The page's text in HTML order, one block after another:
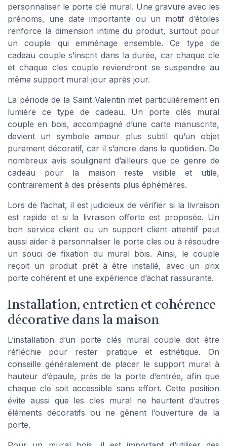
personnaliser le porte clé mural. Une gravure avec les
prénoms, une date importante ou un motif d’étoiles
renforce la dimension intime du produit, surtout pour
un couple qui emménage ensemble. Ce type de
cadeau couple s’inscrit dans la durée, car chaque cle
et chaque cles couple reviendront se suspendre au
même support mural jour après jour.
La période de la Saint Valentin met particulièrement en
lumière ce type de cadeau. Un porte clés mural
couple en bois, accompagné d’une carte manuscrite,
devient un symbole amour plus subtil qu’un objet
purement décoratif, car il s’ancre dans le quotidien. De
nombreux avis soulignent d’ailleurs que ce genre de
cadeau pour la maison reste visible et utile,
contrairement à des présents plus éphémères.
Lors de l’achat, il est judicieux de vérifier si la livraison
est rapide et si la livraison offerte est proposée. Un
bon service client ou un support client attentif peut
aussi aider à personnaliser le porte cles ou à résoudre
un souci de fixation du mural bois. Ainsi, le couple
reçoit un produit prêt à être installé, avec un prix
porte cohérent et une expérience d’achat rassurante.
Installation, entretien et cohérence
décorative dans la maison
L’installation d’un porte clés mural couple doit être
réfléchie pour rester pratique et esthétique. On
conseille généralement de placer le support mural à
hauteur d’épaule, près de la porte d’entrée, afin que
chaque cle soit accessible sans effort. Cette position
évite aussi que les cles mural ne heurtent d’autres
éléments décoratifs ou ne gênent l’ouverture de la
porte.